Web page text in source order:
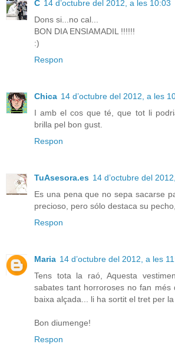
C 14 d’octubre del 2012, a les 10:03
Dons si...no cal...
BON DIA ENSIAMADIL !!!!!!
:)
Respon
Chica 14 d’octubre del 2012, a les
I amb el cos que té, que tot li
brilla pel bon gust.
Respon
TuAsesora.es 14 d’octubre del
Es una pena que no sepa sacarse
precioso, pero sólo destaca su
Respon
Maria 14 d’octubre del 2012, a les
Tens tota la raó, Aquesta
sabates tant horroroses no fan més
baixa alçada... li ha sortit el tret per
Bon diumenge!
Respon